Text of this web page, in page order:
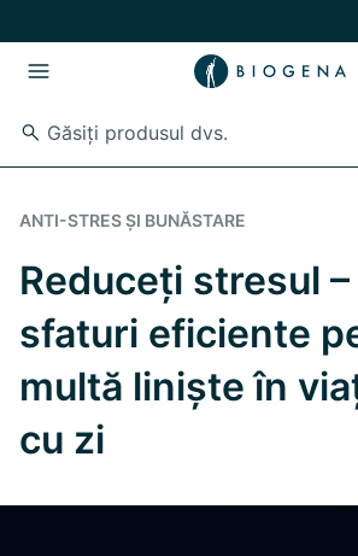
ANTI-STRES ȘI BUNĂSTARE
Reduceți stresul –
sfaturi eficiente
multă liniște în
cu zi